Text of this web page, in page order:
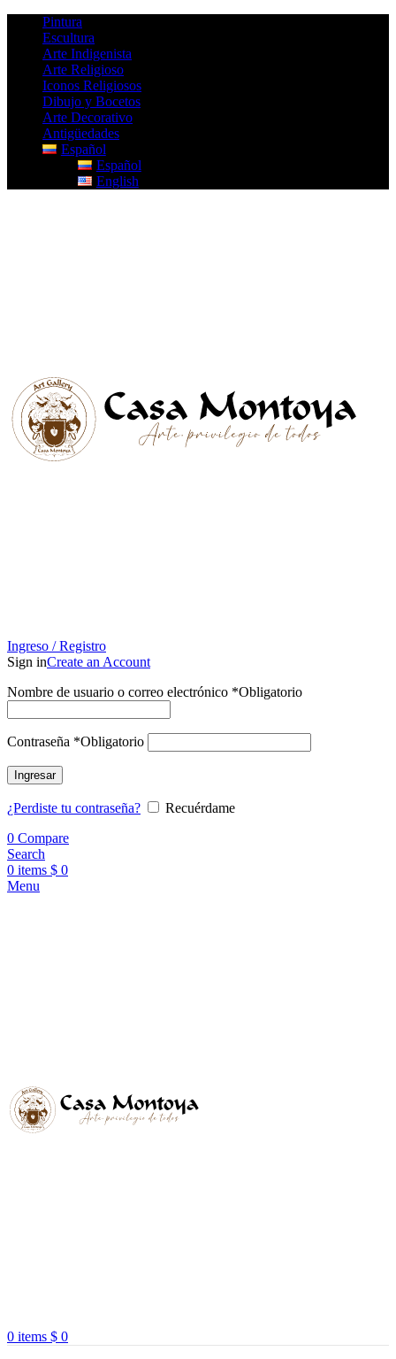
Pintura
Escultura
Arte Indigenista
Arte Religioso
Iconos Religiosos
Dibujo y Bocetos
Arte Decorativo
Antigüedades
Español
Español
English
Ingreso / Registro
Sign inCreate an Account
Nombre de usuario o correo electrónico *Obligatorio
Contraseña *Obligatorio
Ingresar
¿Perdiste tu contraseña?
Recuérdame
0 Compare
Search
0 items $ 0
Menu
0 items $ 0